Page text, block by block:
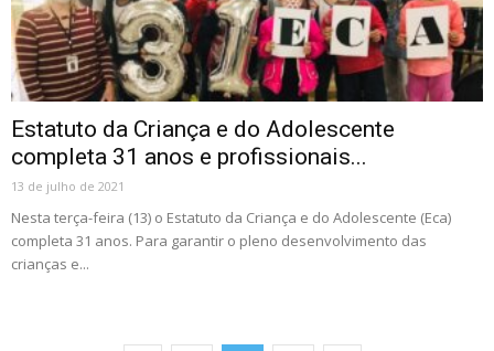
Estatuto da Criança e do Adolescente
completa 31 anos e profissionais...
13 de julho de 2021
Nesta terça-feira (13) o Estatuto da Criança e do Adolescente (Eca)
completa 31 anos. Para garantir o pleno desenvolvimento das
crianças e...